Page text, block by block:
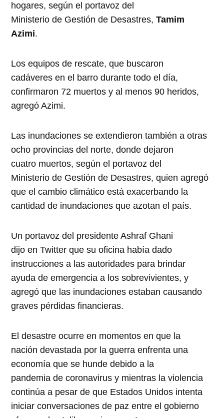
hogares, según el portavoz de
Ministerio de Gestión de Desastres,Tamim
Azimi.
Los equipos de rescate, que buscaron
cadáveres enel barro durante todo el día,
confirmaron 72 muertosy al menos 90 heridos,
agregó Azimi.
Las inundacionesse extendieron también a otras
ocho provincias de l norte, dondedejaron
cuatro muertos, según el portavoz de
Ministerio de Gestión de Desastres, quienagregó
que el cambio climático está exacerbando la
cantidad de inundacionesque azotan el país.
Un portavoz de l presidente Ashraf Ghani
dijo enTwitter que su oficina había dado
instrucciones a las autoridades para brindar
ayuda deemergencia a los sobrevivientes, y
agregó que las inundacionesestaban causando
graves pérdidas financieras.
El desastre ocurre en momentos enque la
nación devastada por la guerra enfrenta una
economía que se hundedebido a la
pandemia decoronavirus y mientras la violencia
continúa a pesar deque Estados Unidos intenta
iniciar conversaciones de paz entre el gobierno